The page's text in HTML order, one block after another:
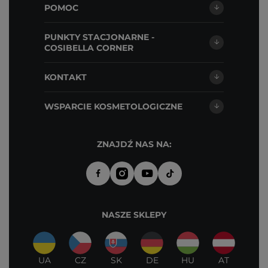
POMOC
PUNKTY STACJONARNE -
COSIBELLA CORNER
KONTAKT
WSPARCIE KOSMETOLOGICZNE
ZNAJDŹ NAS NA:
NASZE SKLEPY
UA CZ SK DE HU AT